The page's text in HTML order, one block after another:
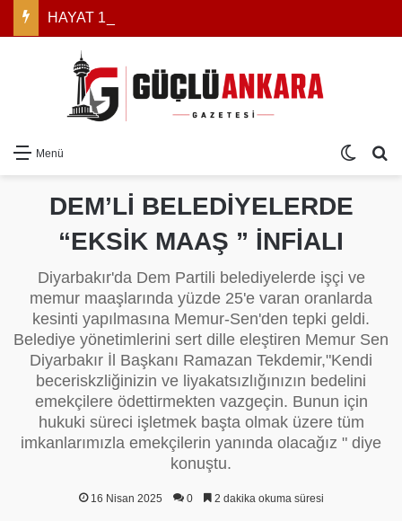
Menü Dış
DEM’Lİ BELEDİYELERDE
“EKSİK MAAŞ ” İNFİALI
Diyarbakır'da Dem Partili belediyelerde işçi ve
memur maaşlarında yüzde 25'e varan oranlarda
kesinti yapılmasına Memur-Sen'den tepki geldi.
Belediye yönetimlerini sert dille eleştiren Memur Sen
Diyarbakır İl Başkanı Ramazan Tekdemir,"Kendi
beceriskzliğinizin ve liyakatsızlığınızın bedelini
emekçilere ödettirmekten vazgeçin. Bunun için
hukuki süreci işletmek başta olmak üzere tüm
imkanlarımızla emekçilerin yanında olacağız " diye
konuştu.
16 Nisan 2025 0 2 dakika okuma süresi